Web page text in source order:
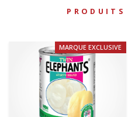
MARQUE EXCLUSIVE